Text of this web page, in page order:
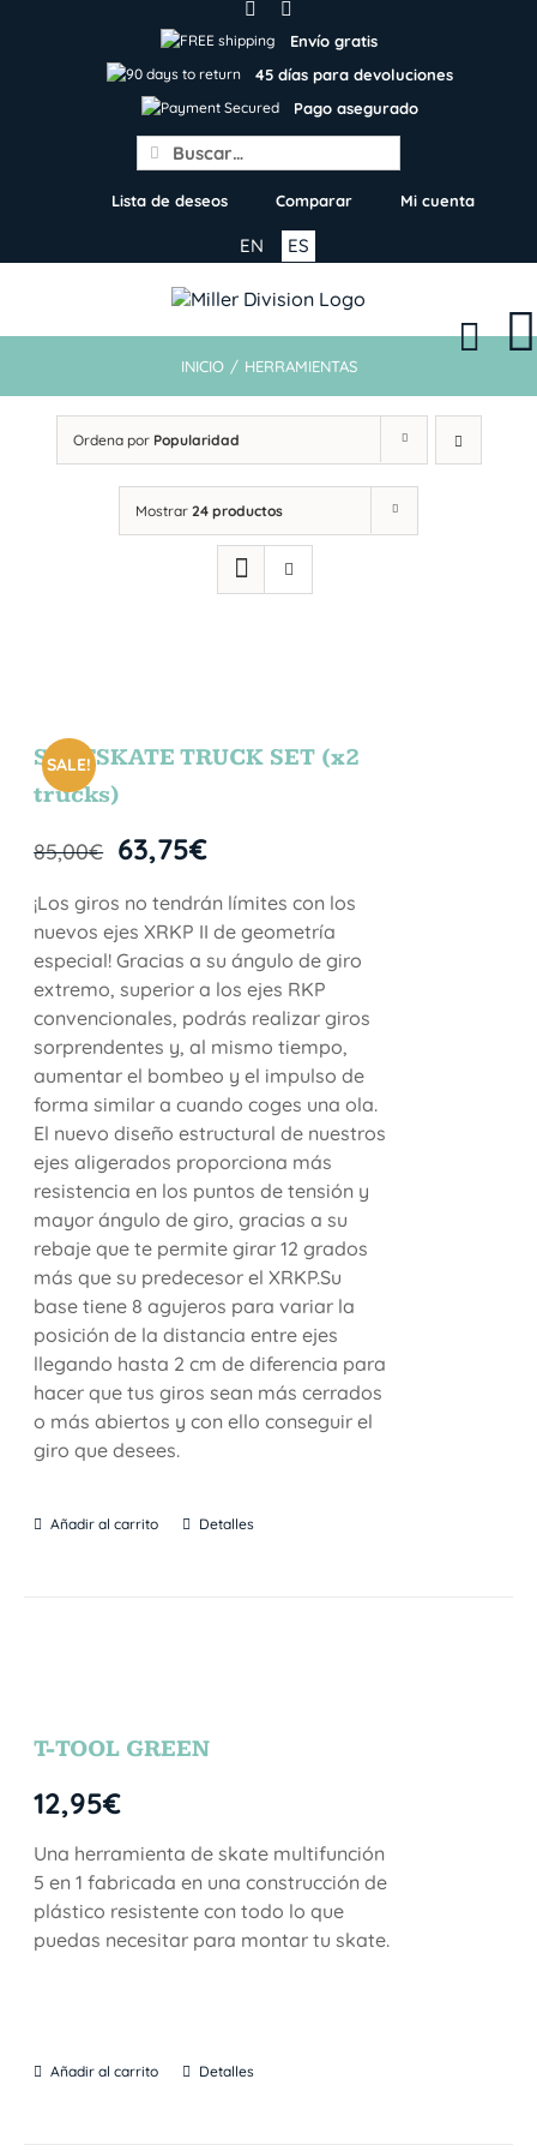
Envío gratis
45 días para devoluciones
Pago asegurado
Search
for:
Lista de deseos Comparar Mi cuenta
ES
EN
INICIO / HERRAMIENTAS
Ordena por Popularidad
Mostrar 24 productos
SALE!
SURFSKATE TRUCK SET (x2
trucks)
85,00€ 63,75€
¡Los giros no tendrán límites con los
nuevos ejes XRKP II de geometría
especial! Gracias a su ángulo de giro
extremo, superior a los ejes RKP
convencionales, podrás realizar giros
sorprendentes y, al mismo tiempo,
aumentar el bombeo y el impulso de
forma similar a cuando coges una ola.
El nuevo diseño estructural de nuestros
ejes aligerados proporciona más
resistencia en los puntos de tensión y
mayor ángulo de giro, gracias a su
rebaje que te permite girar 12 grados
más que su predecesor el XRKP.Su
base tiene 8 agujeros para variar la
posición de la distancia entre ejes
llegando hasta 2 cm de diferencia para
hacer que tus giros sean más cerrados
o más abiertos y con ello conseguir el
giro que desees.
Añadir al carrito Detalles
T-TOOL GREEN
12,95€
Una herramienta de skate multifunción
5 en 1 fabricada en una construcción de
plástico resistente con todo lo que
puedas necesitar para montar tu skate.
Añadir al carrito Detalles